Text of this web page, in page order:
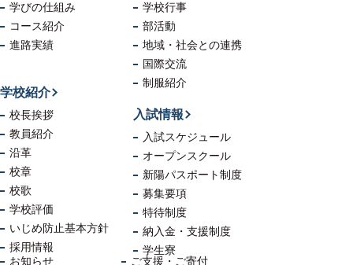
学びの仕組み
コース紹介
進路実績
学校行事
部活動
地域・社会との連携
国際交流
制服紹介
学校紹介
校長挨拶
教員紹介
沿革
校章
校歌
学校評価
いじめ防止基本方針
採用情報
入試情報
入試スケジュール
オープンスクール
新陽パスポート制度
募集要項
特待制度
納入金・支援制度
学生寮
お知らせ
ご支援・ご寄付